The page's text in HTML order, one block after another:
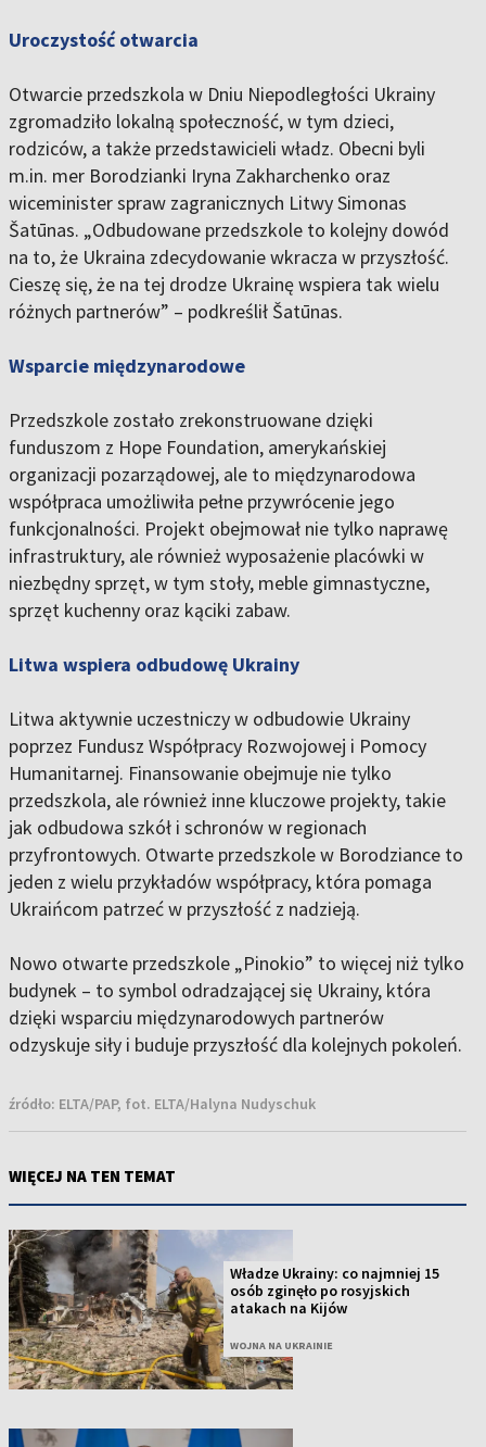
Uroczystość otwarcia
Otwarcie przedszkola w Dniu Niepodległości Ukrainy
zgromadziło lokalną społeczność, w tym dzieci,
rodziców, a także przedstawicieli władz. Obecni byli
m.in. mer Borodzianki Iryna Zakharchenko oraz
wiceminister spraw zagranicznych Litwy Simonas
Šatūnas. „Odbudowane przedszkole to kolejny dowód
na to, że Ukraina zdecydowanie wkracza w przyszłość.
Cieszę się, że na tej drodze Ukrainę wspiera tak wielu
różnych partnerów” – podkreślił Šatūnas.
Wsparcie międzynarodowe
Przedszkole zostało zrekonstruowane dzięki
funduszom z Hope Foundation, amerykańskiej
organizacji pozarządowej, ale to międzynarodowa
współpraca umożliwiła pełne przywrócenie jego
funkcjonalności. Projekt obejmował nie tylko naprawę
infrastruktury, ale również wyposażenie placówki w
niezbędny sprzęt, w tym stoły, meble gimnastyczne,
sprzęt kuchenny oraz kąciki zabaw.
Litwa wspiera odbudowę Ukrainy
Litwa aktywnie uczestniczy w odbudowie Ukrainy
poprzez Fundusz Współpracy Rozwojowej i Pomocy
Humanitarnej. Finansowanie obejmuje nie tylko
przedszkola, ale również inne kluczowe projekty, takie
jak odbudowa szkół i schronów w regionach
przyfrontowych. Otwarte przedszkole w Borodziance to
jeden z wielu przykładów współpracy, która pomaga
Ukraińcom patrzeć w przyszłość z nadzieją.
Nowo otwarte przedszkole „Pinokio” to więcej niż tylko
budynek – to symbol odradzającej się Ukrainy, która
dzięki wsparciu międzynarodowych partnerów
odzyskuje siły i buduje przyszłość dla kolejnych pokoleń.
źródło: ELTA/PAP, fot. ELTA/Halyna Nudyschuk
WIĘCEJ NA TEN TEMAT
Władze Ukrainy: co najmniej 15
osób zginęło po rosyjskich
atakach na Kijów
WOJNA NA UKRAINIE